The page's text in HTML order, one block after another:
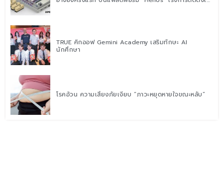
TRUE คิกออฟ Gemini Academy เสริมทักษะ AI
นักศึกษา
โรคอ้วน ความเสี่ยงภัยเงียบ “ภาวะหยุดหายใจขณะหลับ”